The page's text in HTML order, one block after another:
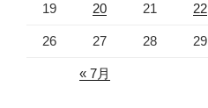
19 20 21 22
26 27 28 29
« 7月